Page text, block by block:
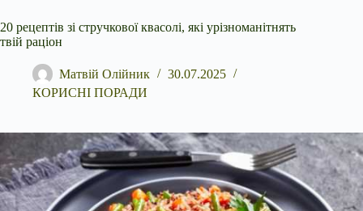
20 рецептів зі стручкової квасолі, які урізноманітнять
твій раціон
Матвій Олійник
30.07.2025
КОРИСНІ ПОРАДИ